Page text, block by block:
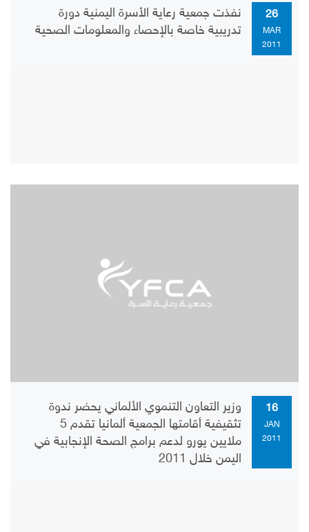
26
MAR
2011
نفذت جمعية رعاية الأسرة اليمنية دورة
تدريبية خاصة بالإحصاء والمعلومات الصحية
16
JAN
2011
وزير التعاون التنموي الألماني يحضر ندوة
تثقيفية أقامتها الجمعية ألمانيا تقدم 5
ملايين يورو لدعم برامج الصحة الإنجابية في
اليمن خلال 2011